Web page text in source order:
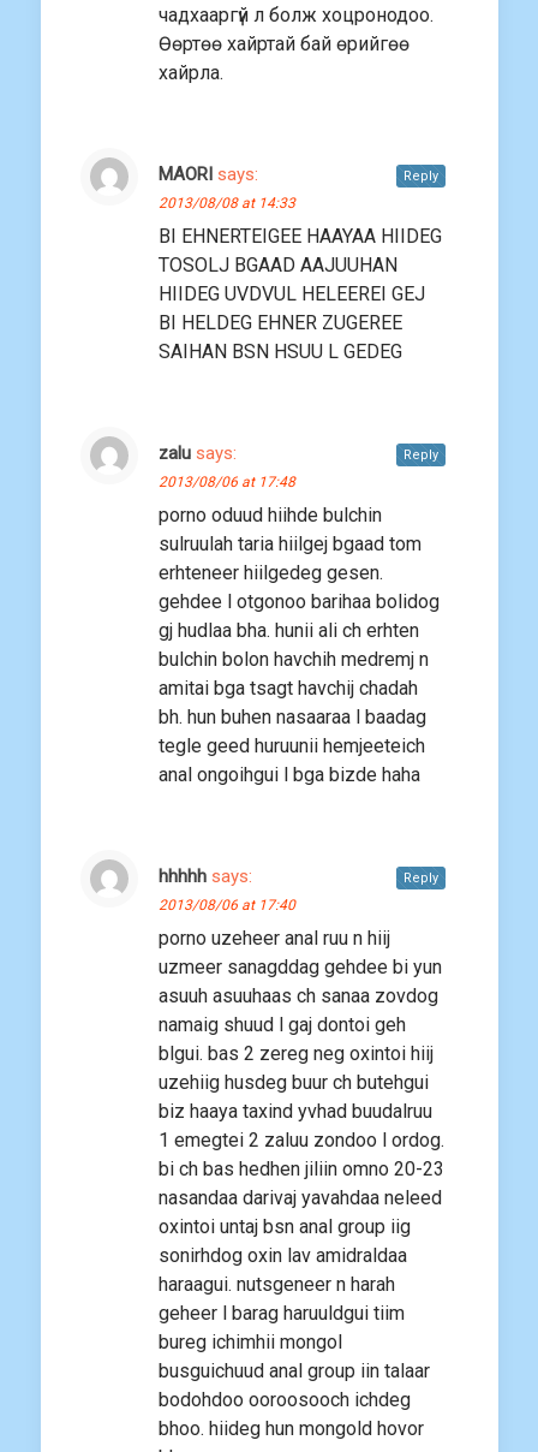
чадхааргүй л болж хоцронодоо.
Өөртөө хайртай бай өрийгөө
хайрла.
MAORI says:
2013/08/08 at 14:33
BI EHNERTEIGEE HAAYAA HIIDEG
TOSOLJ BGAAD AAJUUHAN
HIIDEG UVDVUL HELEEREI GEJ
BI HELDEG EHNER ZUGEREE
SAIHAN BSN HSUU L GEDEG
Reply
zalu says:
2013/08/06 at 17:48
porno oduud hiihde bulchin
sulruulah taria hiilgej bgaad tom
erhteneer hiilgedeg gesen.
gehdee l otgonoo barihaa bolidog
gj hudlaa bha. hunii ali ch erhten
bulchin bolon havchih medremj n
amitai bga tsagt havchij chadah
bh. hun buhen nasaaraa l baadag
tegle geed huruunii hemjeeteich
anal ongoihgui l bga bizde haha
Reply
hhhhh says:
2013/08/06 at 17:40
porno uzeheer anal ruu n hiij
uzmeer sanagddag gehdee bi yun
asuuh asuuhaas ch sanaa zovdog
namaig shuud l gaj dontoi geh
blgui. bas 2 zereg neg oxintoi hiij
uzehiig husdeg buur ch butehgui
biz haaya taxind yvhad buudalruu
1 emegtei 2 zaluu zondoo l ordog.
bi ch bas hedhen jiliin omno 20-23
nasandaa darivaj yavahdaa neleed
oxintoi untaj bsn anal group iig
sonirhdog oxin lav amidraldaa
haraagui. nutsgeneer n harah
geheer l barag haruuldgui tiim
bureg ichimhii mongol
busguichuud anal group iin talaar
bodohdoo ooroosooch ichdeg
bhoo. hiideg hun mongold hovor
Reply